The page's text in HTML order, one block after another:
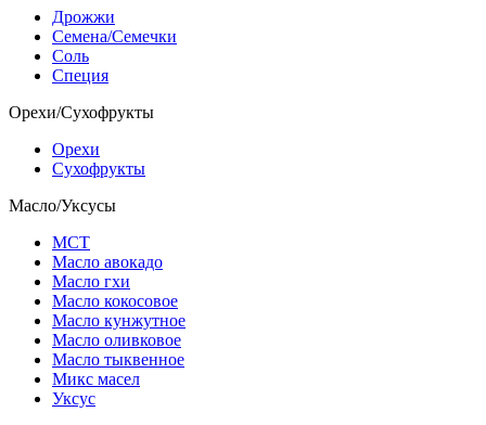
Дрожжи
Семена/Семечки
Соль
Специя
Орехи/Сухофрукты
Орехи
Сухофрукты
Масло/Уксусы
МСТ
Масло авокадо
Масло гхи
Масло кокосовое
Масло кунжутное
Масло оливковое
Масло тыквенное
Микс масел
Уксус